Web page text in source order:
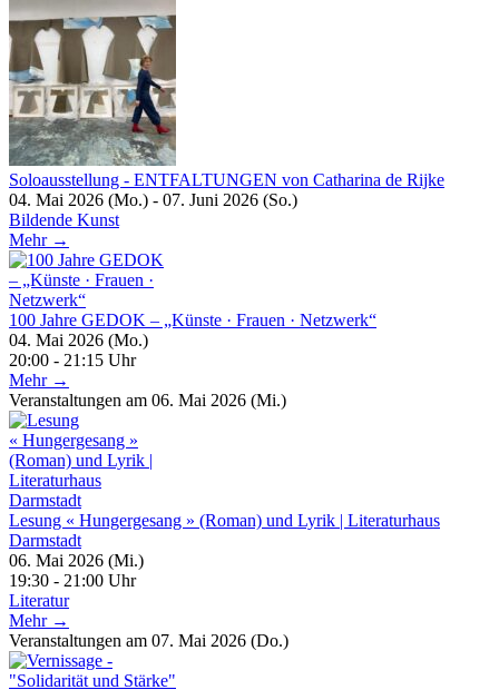
Soloausstellung - ENTFALTUNGEN von Catharina de Rijke
04. Mai 2026 (Mo.) - 07. Juni 2026 (So.)
Bildende Kunst
Mehr →
100 Jahre GEDOK – „Künste · Frauen · Netzwerk“
04. Mai 2026 (Mo.)
20:00 - 21:15 Uhr
Mehr →
Veranstaltungen am 06. Mai 2026 (Mi.)
Lesung « Hungergesang » (Roman) und Lyrik | Literaturhaus
Darmstadt
06. Mai 2026 (Mi.)
19:30 - 21:00 Uhr
Literatur
Mehr →
Veranstaltungen am 07. Mai 2026 (Do.)